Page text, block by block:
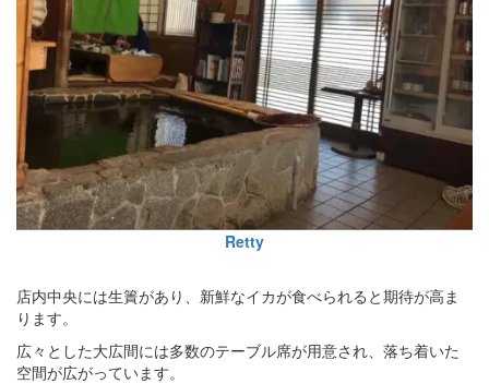
Retty
店内中央には生簀があり、新鮮なイカが食べられると期待が高ま
ります。
広々とした大広間には多数のテーブル席が用意され、落ち着いた
空間が広がっています。